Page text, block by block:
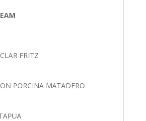
FRITZ
PORCINA MATADERO